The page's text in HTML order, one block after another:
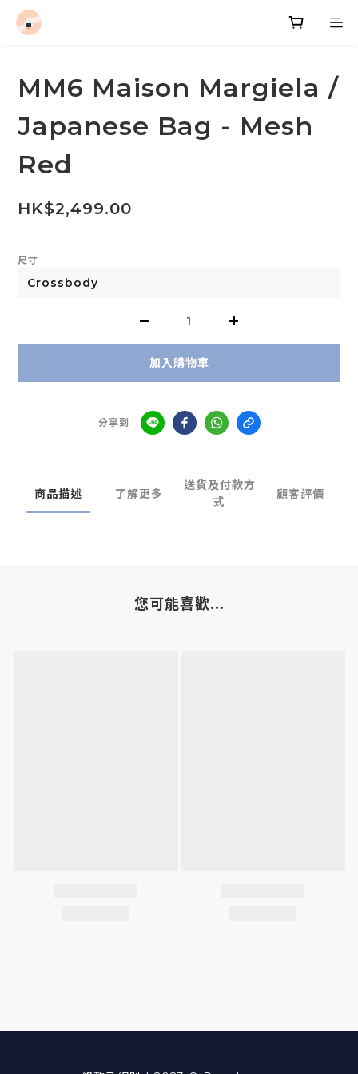
MM6 Maison Margiela /
Japanese Bag - Mesh
Red
HK$2,499.00
尺寸
加入購物車
分享到
商品描述 了解更多
送貨及付款方
式
顧客評價
您可能喜歡...